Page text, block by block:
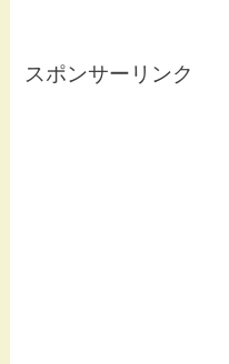
スポンサーリンク